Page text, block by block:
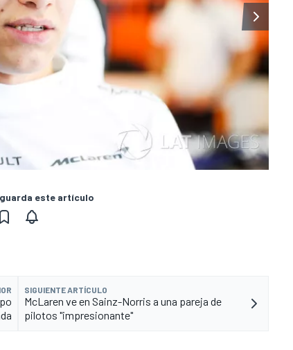
este artículo
SIGUIENTE ARTÍCULO
McLaren ve en Sainz-Norris a una pareja de
pilotos "impresionante"